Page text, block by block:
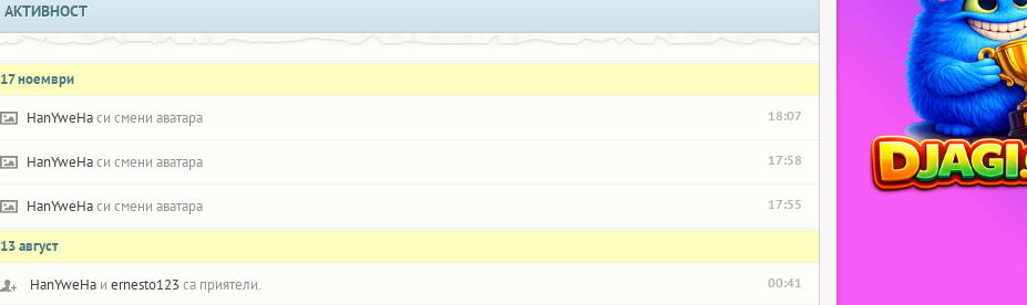
АКТИВНОСТ
17 ноември
HanYweHaси смени аватара 18:07
HanYweHaси смени аватара 17:58
HanYweHaси смени аватара 17:55
13 август
HanYweHa и ernesto123 са приятели. 00:41